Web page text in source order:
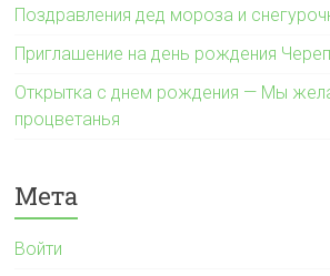
Поздравления дед мороза и
Приглашение на день рождения
Открытка с днем рождения — Мы
процветанья
Мета
Войти